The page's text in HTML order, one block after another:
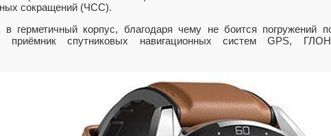
сокращений (ЧСС).
в герметичный корпус, благодаря чему не боится погружений
приёмник спутниковых навигационных систем GPS,